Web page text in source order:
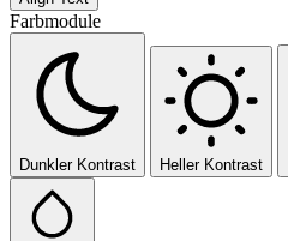
Farbmodule
Dunkler Kontrast Heller Kontrast